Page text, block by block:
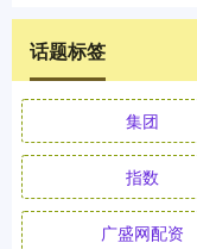
话题标签
集团
指数
广盛网配资